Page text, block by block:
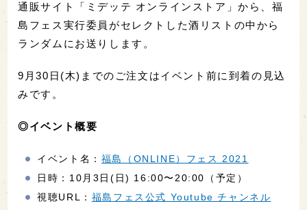
通販サイト「ミデッテ オンラインストア」から、福
島フェス実行委員がセレクトした酒リストの中から
ランダムにお送りします。
9月30日(木)までのご注文はイベント前に到着の見込
みです。
◎イベント概要
イベント名： 福島（ONLINE）フェス 2021
日時：10月3日(日) 16:00〜20:00（予定）
視聴URL： 福島フェス公式 Youtube チャンネル